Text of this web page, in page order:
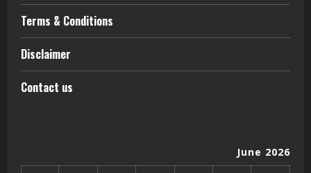
Terms & Conditions
Disclaimer
Contact us
June 2026